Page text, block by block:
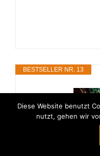
BESTSELLER NR. 13
Diese Website benutzt
nutzt, gehen wir